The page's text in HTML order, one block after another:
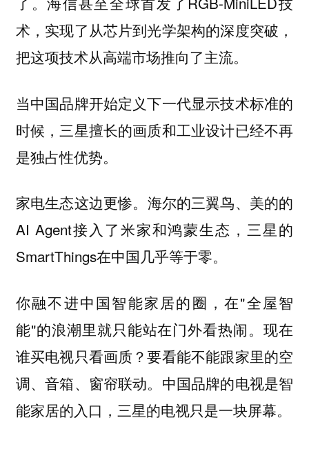
术，实现了从芯片到光学架构的深度突破，
把这项技术从高端市场推向了主流。
当中国品牌开始定义下一代显示技术标准的
时候，三星擅长的画质和工业设计已经不再
是独占性优势。
家电生态这边更惨。 海尔的三翼鸟、美的的
AI Agent接入了米家和鸿蒙生态，三星的
SmartThings在中国几乎等于零。
你融不进中国智能家居的圈，在"全屋智
能"的浪潮里就只能站在门外看热闹。现在
谁买电视只看画质？要看能不能跟家里的空
调、音箱、窗帘联动。中国品牌的电视是智
能家居的入口，三星的电视只是一块屏幕。